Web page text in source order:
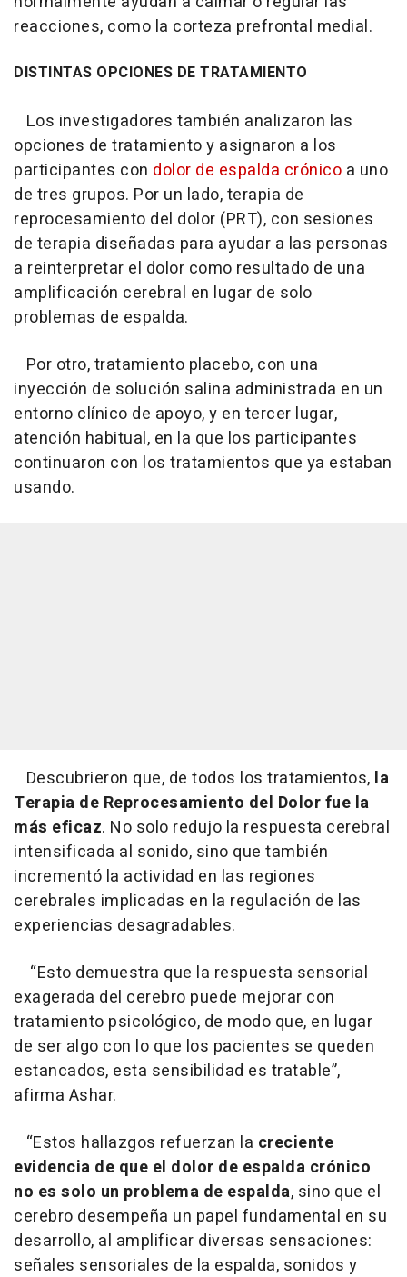
reacciones, como la corteza prefrontal medial.
DISTINTAS OPCIONES DE TRATAMIENTO
Los investigadores también analizaron las
opciones de tratamiento y asignaron a los
participantes con dolor de espalda crónico a uno
de tres grupos. Por un lado, terapia de
reprocesamiento del dolor (PRT), con sesiones
de terapia diseñadas para ayudar a las personas
a reinterpretar el dolor como resultado de una
amplificación cerebral en lugar de solo
problemas de espalda.
Por otro, tratamiento placebo, con una
inyección de solución salina administrada en un
entorno clínico de apoyo, y en tercer lugar,
atención habitual, en la que los participantes
continuaron con los tratamientos que ya estaban
usando.
Descubrieron que, de todos los tratamientos, la
Terapia de Reprocesamiento del Dolor fue la
más eficaz. No solo redujo la respuesta cerebral
intensificada al sonido, sino que también
incrementó la actividad en las regiones
cerebrales implicadas en la regulación de las
experiencias desagradables.
“Esto demuestra que la respuesta sensorial
exagerada del cerebro puede mejorar con
tratamiento psicológico, de modo que, en lugar
de ser algo con lo que los pacientes se queden
estancados, esta sensibilidad es tratable”,
afirma Ashar.
“Estos hallazgos refuerzan la creciente
evidencia de que el dolor de espalda crónico
no es solo un problema de espalda, sino que el
cerebro desempeña un papel fundamental en su
desarrollo, al amplificar diversas sensaciones:
señales sensoriales de la espalda, sonidos y